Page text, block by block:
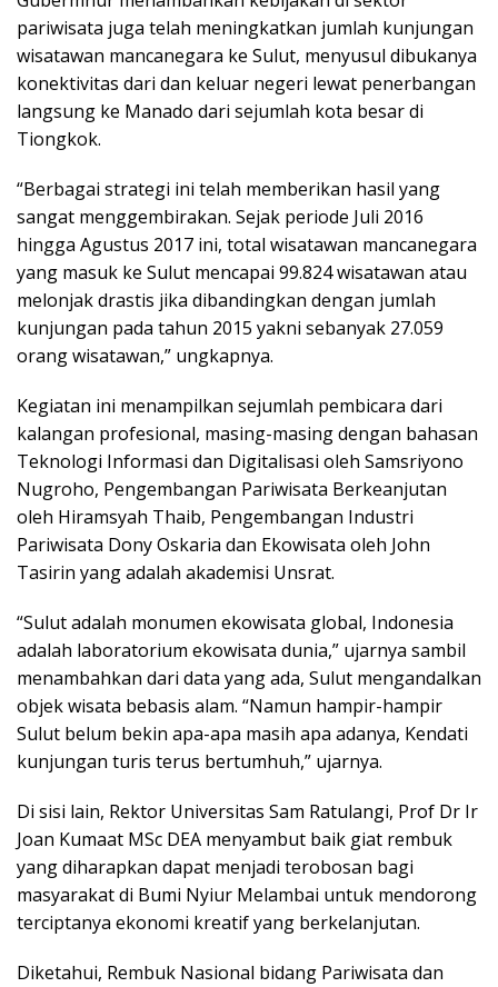
pariwisata juga telah meningkatkan jumlah kunjungan
wisatawan mancanegara ke Sulut, menyusul dibukanya
konektivitas dari dan keluar negeri lewat penerbangan
langsung ke Manado dari sejumlah kota besar di
Tiongkok.
“Berbagai strategi ini telah memberikan hasil yang
sangat menggembirakan. Sejak periode Juli 2016
hingga Agustus 2017 ini, total wisatawan mancanegara
yang masuk ke Sulut mencapai 99.824 wisatawan atau
melonjak drastis jika dibandingkan dengan jumlah
kunjungan pada tahun 2015 yakni sebanyak 27.059
orang wisatawan,” ungkapnya.
Kegiatan ini menampilkan sejumlah pembicara dari
kalangan profesional, masing-masing dengan bahasan
Teknologi Informasi dan Digitalisasi oleh Samsriyono
Nugroho, Pengembangan Pariwisata Berkeanjutan
oleh Hiramsyah Thaib, Pengembangan Industri
Pariwisata Dony Oskaria dan Ekowisata oleh John
Tasirin yang adalah akademisi Unsrat.
“Sulut adalah monumen ekowisata global, Indonesia
adalah laboratorium ekowisata dunia,” ujarnya sambil
menambahkan dari data yang ada, Sulut mengandalkan
objek wisata bebasis alam. “Namun hampir-hampir
Sulut belum bekin apa-apa masih apa adanya, Kendati
kunjungan turis terus bertumhuh,” ujarnya.
Di sisi lain, Rektor Universitas Sam Ratulangi, Prof Dr Ir
Joan Kumaat MSc DEA menyambut baik giat rembuk
yang diharapkan dapat menjadi terobosan bagi
masyarakat di Bumi Nyiur Melambai untuk mendorong
terciptanya ekonomi kreatif yang berkelanjutan.
Diketahui, Rembuk Nasional bidang Pariwisata dan